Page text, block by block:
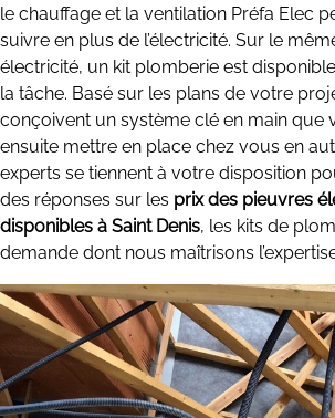
le chauffage et la ventilation Préfa Elec
suivre en plus de l’électricité. Sur le
électricité, un kit plomberie est
la tâche. Basé sur les plans de votre
conçoivent un système clé en main que
ensuite mettre en place chez vous en
experts se tiennent à votre disposition
des réponses sur les prix des pieuvres
disponibles à Saint Denis, les kits de
demande dont nous maîtrisons